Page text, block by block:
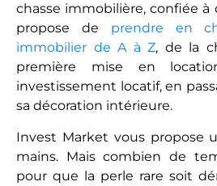
chasse immobilière, confiée à
propose de prendre en
immobilier de A à Z, de la
première mise en
investissement locatif, en
sa décoration intérieure.
Invest Market vous propose
mains. Mais combien de
pour que la perle rare soit